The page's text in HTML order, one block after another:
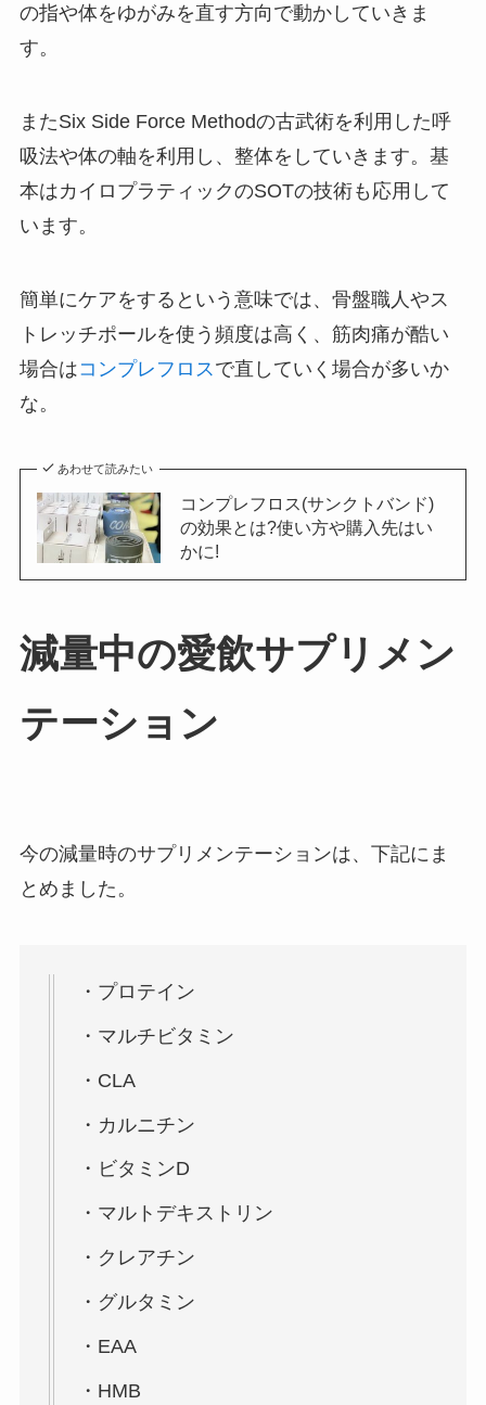
の指や体をゆがみを直す方向で動かしていきま
す。
またSix Side Force Methodの古武術を利用した呼
吸法や体の軸を利用し、整体をしていきます。基
本はカイロプラティックのSOTの技術も応用して
います。
簡単にケアをするという意味では、骨盤職人やス
トレッチポールを使う頻度は高く、筋肉痛が酷い
場合はコンプレフロス で直していく場合が多いか
な。
あわせて読みたい
コンプレフロス(サンクトバンド)
の効果とは?使い方や購入先はい
かに!
減量中の愛飲サプリメン
テーション
今の減量時のサプリメンテーションは、下記にま
とめました。
・プロテイン
・マルチビタミン
・CLA
・カルニチン
・ビタミンD
・マルトデキストリン
・クレアチン
・グルタミン
・EAA
・HMB